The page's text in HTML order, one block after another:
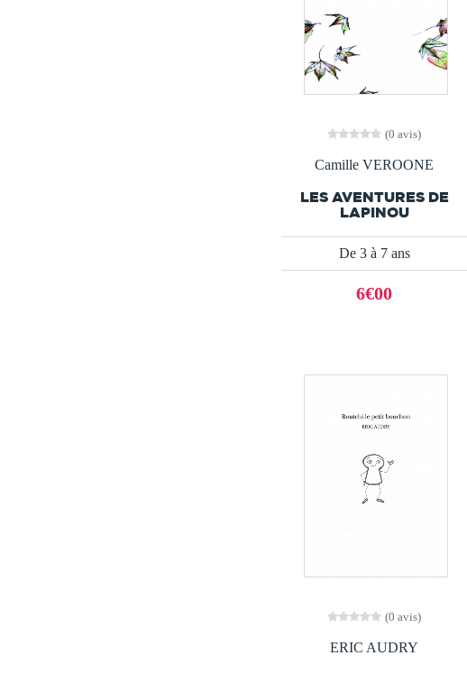
(0 avis)
Camille VEROONE
LES AVENTURES DE
LAPINOU
De 3 à 7 ans
6€00
(0 avis)
ERIC AUDRY